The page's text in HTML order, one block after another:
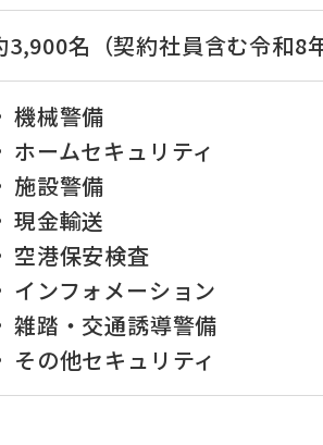
3,900名（契約社員含む令和8
機械警備
ホームセキュリティ
施設警備
現金輸送
空港保安検査
インフォメーション
雑踏・交通誘導警備
その他セキュリティ